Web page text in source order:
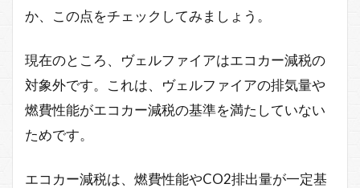
か、この点をチェックしてみましょう。
現在のところ、ヴェルファイアはエコカー減税の
対象外です。これは、ヴェルファイアの排気量や
燃費性能がエコカー減税の基準を満たしていない
ためです。
エコカー減税は、燃費性能やCO2排出量が一定基